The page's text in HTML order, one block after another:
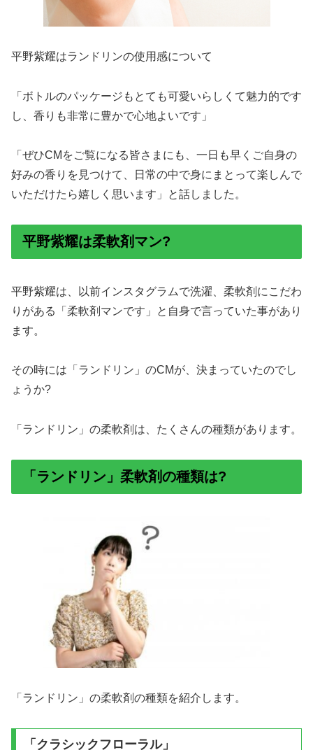
平野紫耀はランドリンの使用感について
「ボトルのパッケージもとても可愛いらしくて魅力的です
し、香りも非常に豊かで心地よいです」
「ぜひCMをご覧になる皆さまにも、一日も早くご自身の
好みの香りを見つけて、日常の中で身にまとって楽しんで
いただけたら嬉しく思います」と話しました。
平野紫耀は柔軟剤マン?
平野紫耀は、以前インスタグラムで洗濯、柔軟剤にこだわ
りがある「柔軟剤マンです」と自身で言っていた事があり
ます。
その時には「ランドリン」のCMが、決まっていたのでし
ょうか?
「ランドリン」の柔軟剤は、たくさんの種類があります。
「ランドリン」柔軟剤の種類は?
「ランドリン」の柔軟剤の種類を紹介します。
「クラシックフローラル」